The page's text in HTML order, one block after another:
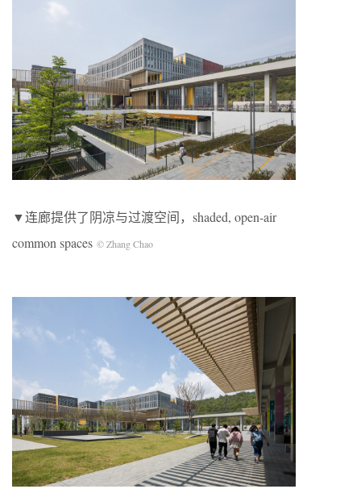
▼连廊提供了阴凉与过渡空间，shaded, open-air
common spaces © Zhang Chao